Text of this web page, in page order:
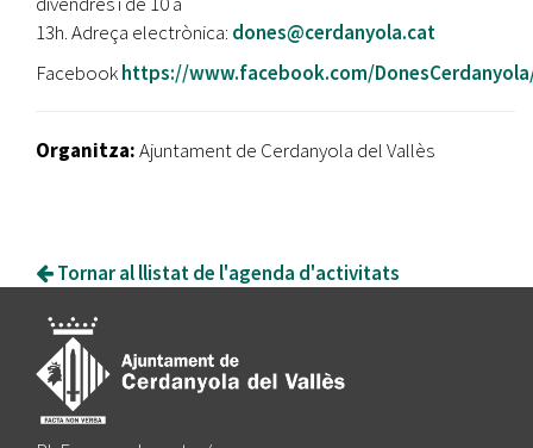
13h. Adreça electrònica: dones@cerdanyola.cat
Facebookhttps://www.facebook.com/
Organitza:Ajuntament de Cerdanyola del Vallès
Tornar al llistat de l'agenda d'activitats